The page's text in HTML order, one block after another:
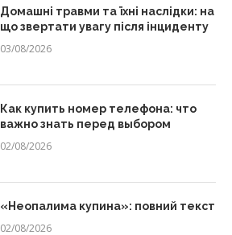
Домашні травми та їхні наслідки: на
що звертати увагу після інциденту
03/08/2026
Как купить номер телефона: что
важно знать перед выбором
02/08/2026
«Неопалима купина»: повний текст
02/08/2026